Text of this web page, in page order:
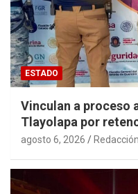
ESTADO
Vinculan a proceso
Tlayolapa por
agosto 6, 2026 Redacción